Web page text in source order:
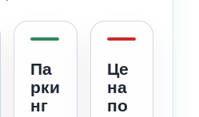
Па
рки
нг
Це
на
по